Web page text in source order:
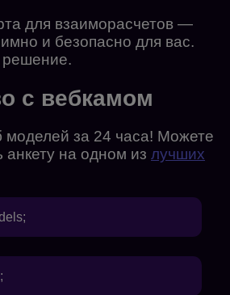
для взаиморасчетов —
и безопасно для вас.
решение.
с вебкамом
моделей за 24 часа! Mожете
анкету на одном из лучших
;
;